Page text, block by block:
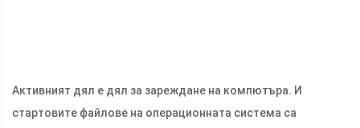
Активният дял е дял за зареждане на компютъра. И
стартовите файлове на операционната система са